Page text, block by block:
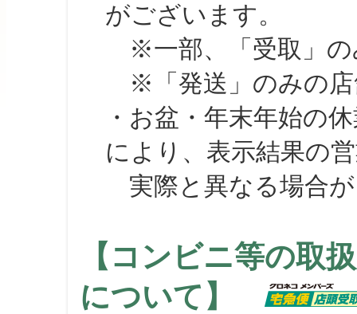
がございます。
※一部、「受取」の
※「発送」のみの店
・お盆・年末年始の
により、表示結果の
実際と異なる場合が
【コンビニ等の取
について】